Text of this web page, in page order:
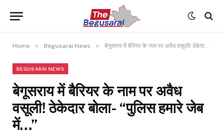
Home » Begusarai News » बेगूसराय में बैरियर के नाम पर अवैध वसूली! ठेकेदार बोला- “पुलिस हमारे जेब में…”
BEGUSARAI NEWS
बेगूसराय में बैरियर के नाम पर अवैध
वसूली! ठेकेदार बोला- “पुलिस हमारे जेब
में…”